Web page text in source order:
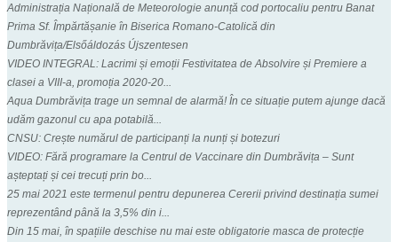
Administrația Națională de Meteorologie anunță cod portocaliu pentru Banat
Prima Sf. Împărtășanie în Biserica Romano-Catolică din
Dumbrăvița/Elsőáldozás Újszentesen
VIDEO INTEGRAL: Lacrimi și emoții Festivitatea de Absolvire și Premiere a
clasei a VIII-a, promoția 2020-20...
Aqua Dumbrăvița trage un semnal de alarmă! În ce situație putem ajunge dacă
udăm gazonul cu apa potabilă...
CNSU: Crește numărul de participanți la nunți și botezuri
VIDEO: Fără programare la Centrul de Vaccinare din Dumbrăvița – Sunt
așteptați și cei trecuți prin bo...
25 mai 2021 este termenul pentru depunerea Cererii privind destinația sumei
reprezentând până la 3,5% din i...
Din 15 mai, în spațiile deschise nu mai este obligatorie masca de protecție